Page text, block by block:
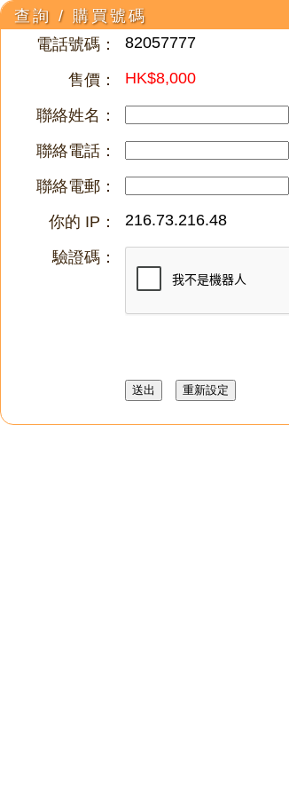
查詢 / 購買號碼
電話號碼：
82057777
售價： HK$8,000
聯絡姓名：
聯絡電話：
聯絡電郵：
你的 IP：
216.73.216.48
驗證碼：